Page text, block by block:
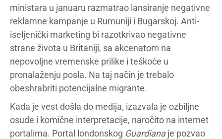
ministara u januaru razmatrao lansiranje negativne
reklamne kampanje u Rumuniji i Bugarskoj. Anti-
iseljenički marketing bi razotkrivao negativne
strane života u Britaniji, sa akcenatom na
nepovoljne vremenske prilike i teškoće u
pronalaženju posla. Na taj način je trebalo
obeshrabriti potencijalne migrante.
Kada je vest došla do medija, izazvala je ozbiljne
osude i komične interpretacije, naročito na internet
portalima. Portal londonskog Guardianaje pozvao